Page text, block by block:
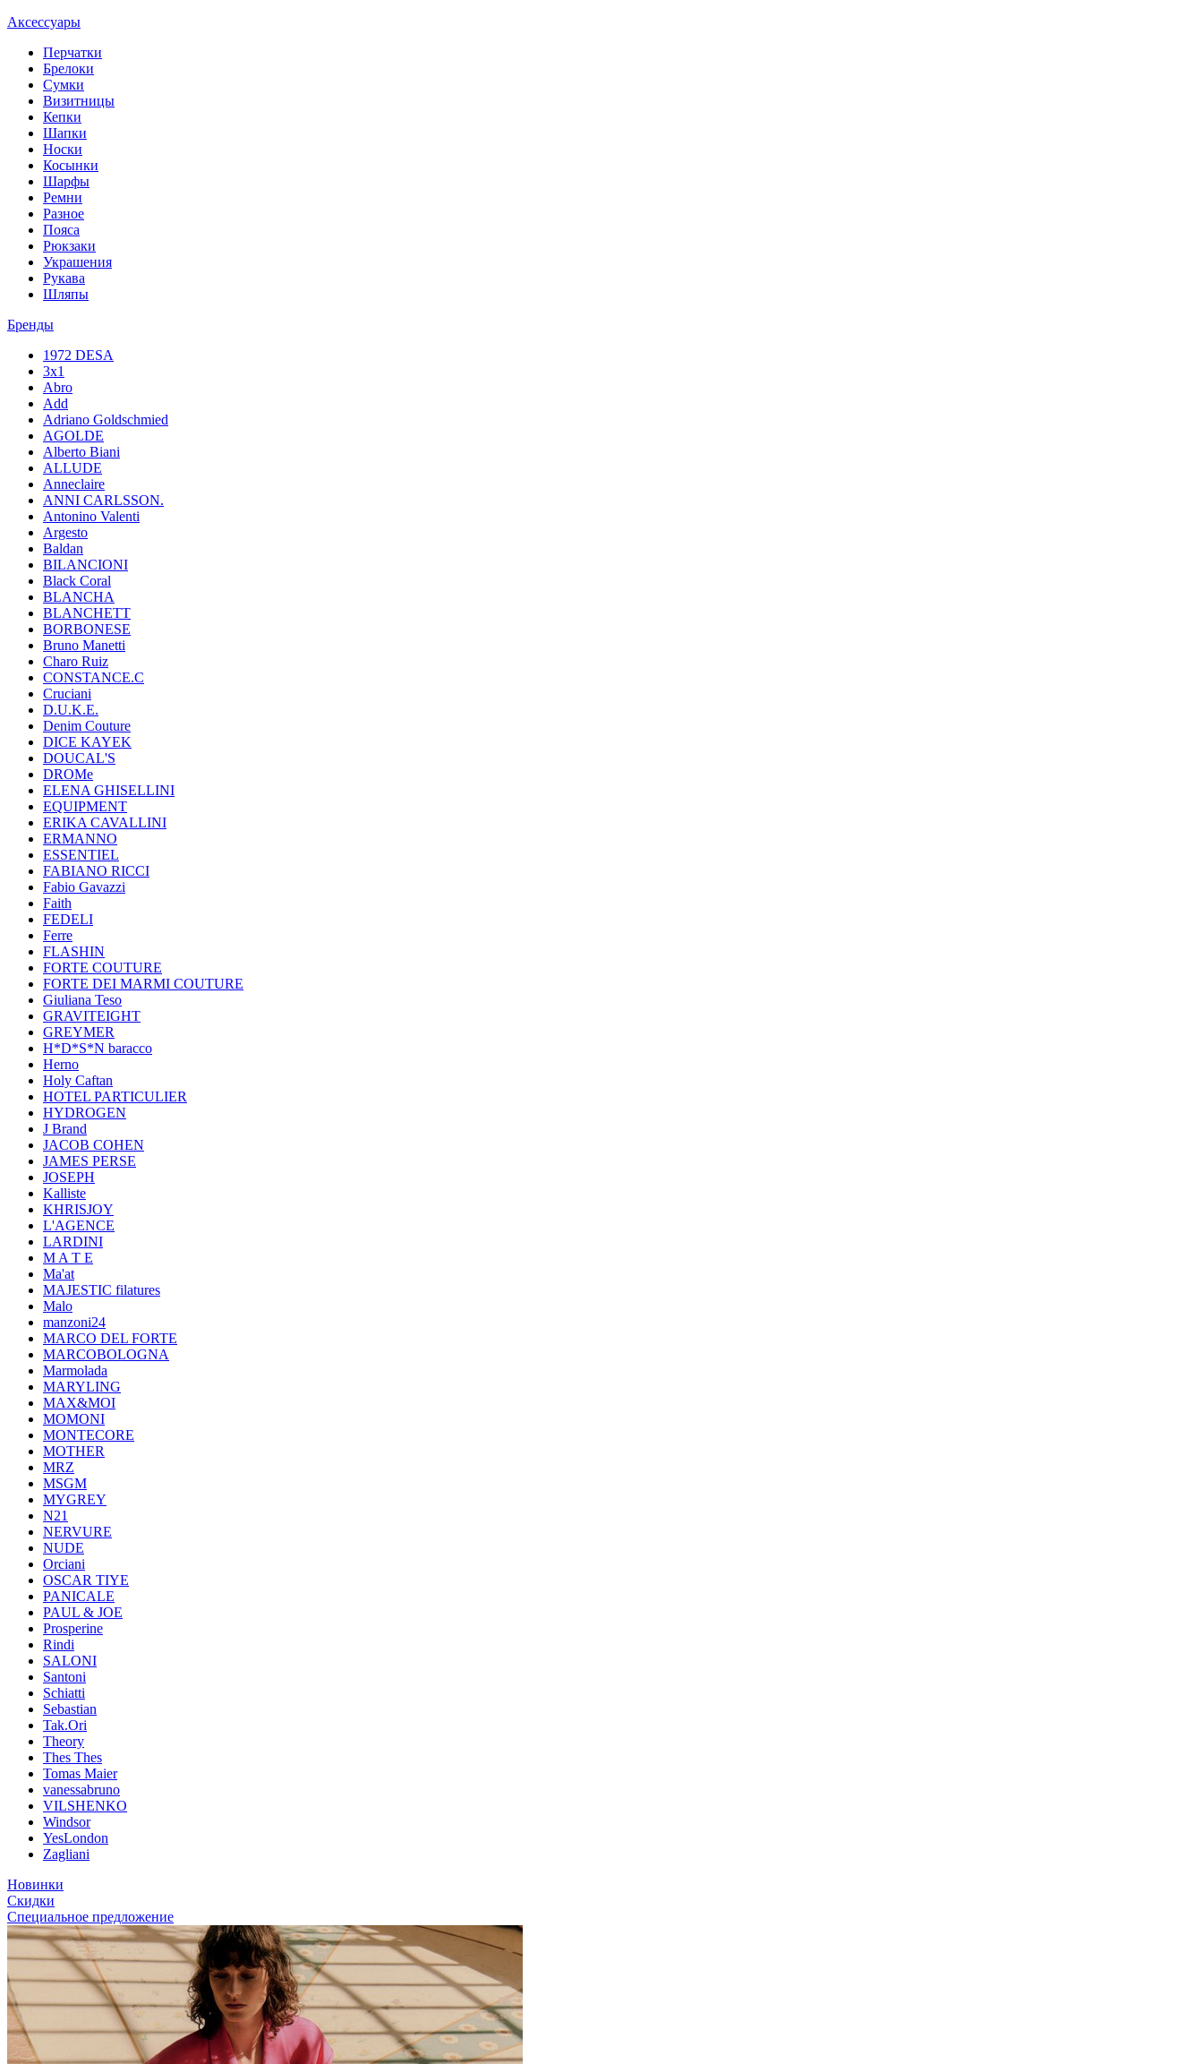
Аксессуары
Перчатки
Брелоки
Сумки
Визитницы
Кепки
Шапки
Носки
Косынки
Шарфы
Ремни
Разное
Пояса
Рюкзаки
Украшения
Рукава
Шляпы
Бренды
1972 DESA
3x1
Abro
Add
Adriano Goldschmied
AGOLDE
Alberto Biani
ALLUDE
Anneclaire
ANNI CARLSSON.
Antonino Valenti
Argesto
Baldan
BILANCIONI
Black Coral
BLANCHA
BLANCHETT
BORBONESE
Bruno Manetti
Charo Ruiz
CONSTANCE.C
Cruciani
D.U.K.E.
Denim Couture
DICE KAYEK
DOUCAL'S
DROMe
ELENA GHISELLINI
EQUIPMENT
ERIKA CAVALLINI
ERMANNO
ESSENTIEL
FABIANO RICCI
Fabio Gavazzi
Faith
FEDELI
Ferre
FLASHIN
FORTE COUTURE
FORTE DEI MARMI COUTURE
Giuliana Teso
GRAVITEIGHT
GREYMER
H*D*S*N baracco
Herno
Holy Caftan
HOTEL PARTICULIER
HYDROGEN
J Brand
JACOB COHEN
JAMES PERSE
JOSEPH
Kalliste
KHRISJOY
L'AGENCE
LARDINI
M A T E
Ma'at
MAJESTIC filatures
Malo
manzoni24
MARCO DEL FORTE
MARCOBOLOGNA
Marmolada
MARYLING
MAX&MOI
MOMONI
MONTECORE
MOTHER
MRZ
MSGM
MYGREY
N21
NERVURE
NUDE
Orciani
OSCAR TIYE
PANICALE
PAUL & JOE
Prosperine
Rindi
SALONI
Santoni
Schiatti
Sebastian
Tak.Ori
Theory
Thes Thes
Tomas Maier
vanessabruno
VILSHENKO
Windsor
YesLondon
Zagliani
Новинки
Скидки
Специальное предложение